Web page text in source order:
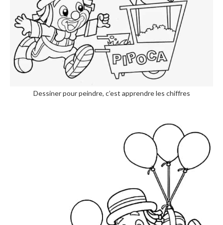
Dessiner pour peindre, c’est apprendre les chiffres